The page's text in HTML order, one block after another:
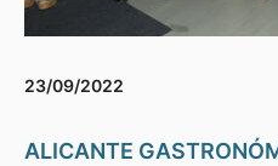
23/09/2022
ALICANTE